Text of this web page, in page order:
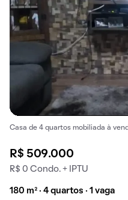
Casa de 4 quartos mobiliada à
R$ 509.000
R$ 0 Condo. + IPTU
180 m² · 4 quartos · 1 vaga